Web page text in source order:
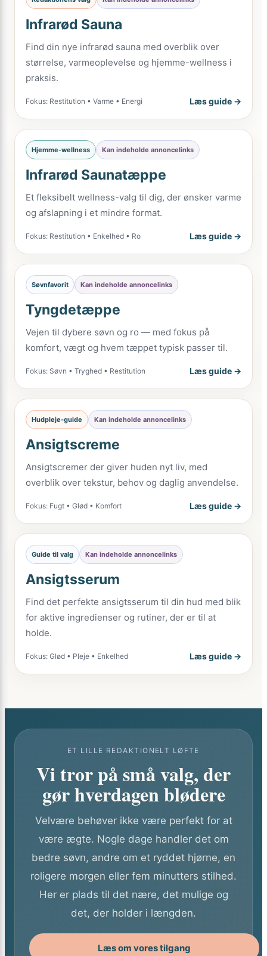
Infrarød Sauna
Find din nye infrarød sauna med overblik over
størrelse, varmeoplevelse og hjemme-wellness i
praksis.
Fokus: Restitution • Varme • Energi Læs guide →
Hjemme-wellness Kan indeholde annoncelinks
Infrarød Saunatæppe
Et fleksibelt wellness-valg til dig, der ønsker varme
og afslapning i et mindre format.
Fokus: Restitution • Enkelhed • Ro Læs guide →
Søvnfavorit Kan indeholde annoncelinks
Tyngdetæppe
Vejen til dybere søvn og ro — med fokus på
komfort, vægt og hvem tæppet typisk passer til.
Fokus: Søvn • Tryghed • Restitution Læs guide →
Hudpleje-guide Kan indeholde annoncelinks
Ansigtscreme
Ansigtscremer der giver huden nyt liv, med
overblik over tekstur, behov og daglig anvendelse.
Fokus: Fugt • Glød • Komfort Læs guide →
Guide til valg Kan indeholde annoncelinks
Ansigtsserum
Find det perfekte ansigtsserum til din hud med blik
for aktive ingredienser og rutiner, der er til at
holde.
Fokus: Glød • Pleje • Enkelhed Læs guide →
ET LILLE REDAKTIONELT LØFTE
Vi tror på små valg, der
gør hverdagen blødere
Velvære behøver ikke være perfekt for at
være ægte. Nogle dage handler det om
bedre søvn, andre om et ryddet hjørne, en
roligere morgen eller fem minutters stilhed.
Her er plads til det nære, det mulige og
det, der holder i længden.
Læs om vores tilgang